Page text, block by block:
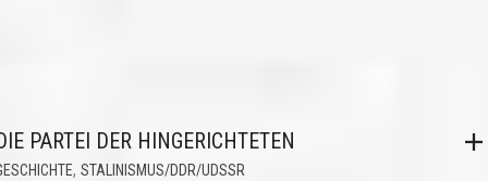
PARTEI DER HINGERICHTETEN
, STALINISMUS/DDR/UDSSR